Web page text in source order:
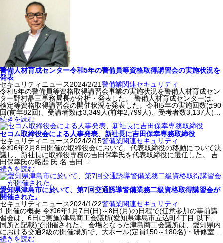
警備人材育成センター令和5年の警備員等資格取得講習会の実施状況を
発表
セキュリティニュース2024/2/21警備業関連セキュリティ
令和5年の警備員等資格取得講習会事業の実施状況を警備人材育成セン
ター野村晶三事務局長が分析・発表した。 警備人材育成センターは、
検定等資格取得講習会の開催状況を発表した。令和5年の実施回数は90
回(前年82回)、受講者数は3,349人(前年2,799人)、受考者数3,137人(…
続きを読む
セコム取締役会による人事発表、新社長に吉田保幸専務取締役
セキュリティニュース2024/2/15警備業関連セキュリティ
令和6年2月8日開催の取締役会において、代表取締役の移動について決
議し、新社長に取締役専務の吉田保幸氏を代表取締役に選任した。 吉
田保幸氏の略歴 氏 名 吉田…
続きを読む
愛知県津島市に於いて、第7回交通誘導警備業務二級資格取得講習会が
開催された。
セキュリティニュース2024/1/22警備業関連セキュリティ
1.開催の概要 令和6年1月7日(日)～8日(月)の日程で(任意参加の事前講
習会は、6日に実施)津島商工会議所(愛知県津島市立込町4丁目 以下、
同所と記載)で開催された。 会場となった津島商工会議所は、愛知県内
における交通2級の開催場所で、大ホール(定員150～180名)・研修室…
続きを読む